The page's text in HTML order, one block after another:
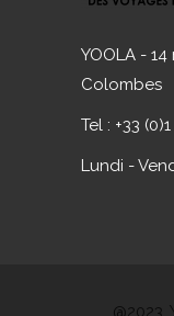
YOOLA -
Colombes
Tel : +33
Lundi -
@2023.